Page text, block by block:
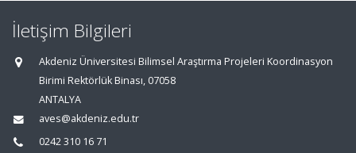
İletişim Bilgileri
Akdeniz Üniversitesi Bilimsel Araştırma Projeleri Koordinasyon
Birimi Rektörlük Binası, 07058
ANTALYA
aves@akdeniz.edu.tr
0242 310 16 71